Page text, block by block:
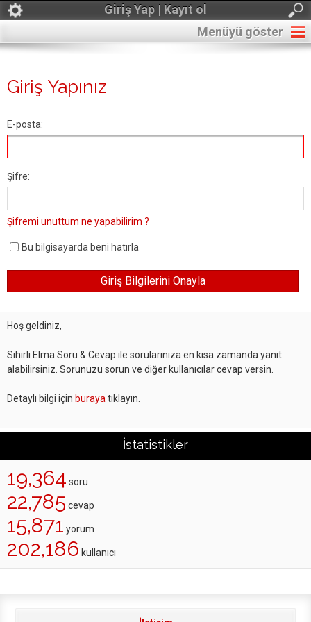
Giriş Yap | Kayıt ol
Menüyü göster
Giriş Yapınız
E-posta:
Şifre:
Şifremi unuttum ne yapabilirim ?
Bu bilgisayarda beni hatırla
Hoş geldiniz,
Sihirli Elma Soru & Cevap ile sorularınıza en kısa zamanda yanıt
alabilirsiniz. Sorunuzu sorun ve diğer kullanıcılar cevap versin.
Detaylı bilgi için buraya tıklayın.
İstatistikler
19,364 soru
22,785 cevap
15,871 yorum
202,186 kullanıcı